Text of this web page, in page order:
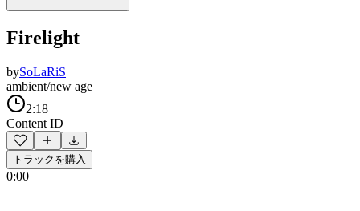
Firelight
bySoLaRiS
ambient/new age
2:18
Content ID
トラックを購入
0:00